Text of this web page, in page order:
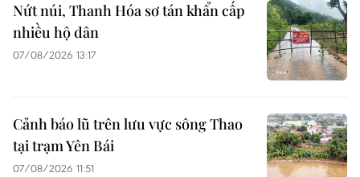
Nứt núi, Thanh Hóa sơ tán khẩn cấp
nhiều hộ dân
07/08/2026 13:17
Cảnh báo lũ trên lưu vực sông Thao
tại trạm Yên Bái
07/08/2026 11:51